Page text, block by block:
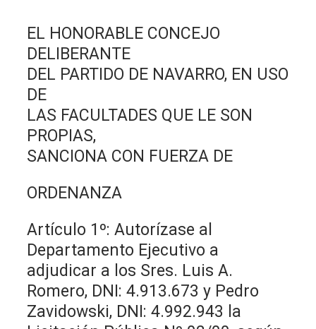
EL HONORABLE CONCEJO
DELIBERANTE
DEL PARTIDO DE NAVARRO, EN USO
DE
LAS FACULTADES QUE LE SON
PROPIAS,
SANCIONA CON FUERZA DE
ORDENANZA
Artículo 1º: Autorízase al
Departamento Ejecutivo a
adjudicar a los Sres. Luis A.
Romero, DNI: 4.913.673 y Pedro
Zavidowski, DNI: 4.992.943 la